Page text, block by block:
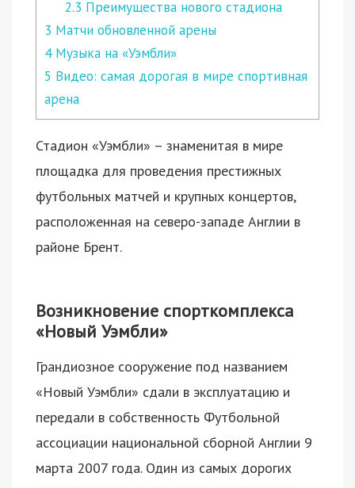
2.3 Преимущества нового стадиона
3 Матчи обновленной арены
4Музыка на «Уэмбли»
5 Видео: самая дорогая в мире спортивная
арена
Стадион «Уэмбли» – знаменитая в мире
площадка для проведения престижных
футбольных матчей и крупных концертов,
расположенная на северо-западе Англии в
районе Брент.
Возникновение спорткомплекса
«Новый Уэмбли»
Грандиозное сооружение под названием
«Новый Уэмбли» сдали в эксплуатацию и
передали в собственность Футбольной
ассоциации национальной сборной Англии 9
марта 2007 года. Один из самых дорогих